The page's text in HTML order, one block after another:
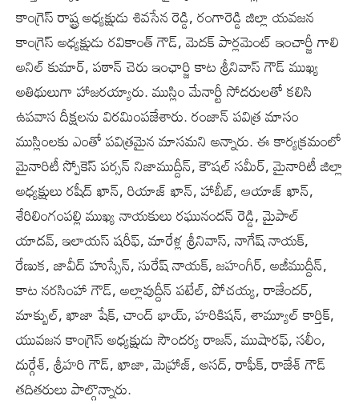
కాంగ్రెస్ రాష్ట్ర అధ్యక్షుడు శివసేన రెడ్డి, రంగారెడ్డి జిల్లా యవజన
కాంగ్రెస్ అధ్యక్షుడు రవికాంత్ గౌడ్, మెదక్ పార్లమెంట్ ఇంచార్జీ గాలి
అనిల్ కుమార్, పఠాన్ చెరు ఇంఛార్జి కాట శ్రీనివాస్ గౌడ్ ముఖ్య
అతిథులుగా హాజరయ్యారు. ముస్లిం మేనార్టీ సోదరులతో కలిసి
ఉపవాస దీక్షలను విరమింపజేశారు. రంజాన్ పవిత్ర మాసం
ముస్లింలకు ఎంతో పవిత్రమైన మాసమని అన్నారు. ఈ కార్యక్రమంలో
మైనారిటీ స్పోకెస్ పర్సన్ నిజాముద్దీన్, కౌషల్ సమీర్, మైనారిటీ జిల్లా
అధ్యక్షులు రషీద్ ఖాన్, రియాజ్ ఖాన్, హాబీబ్, ఆయాజ్ ఖాన్,
శేరిలింగంపల్లి ముఖ్య నాయకులు రఘునందన్ రెడ్డి, మైపాల్
యాదవ్, ఇలాయస్ షరీఫ్, మారేళ్ల శ్రీనివాస్, నాగేష్ నాయక్,
రేణుక, జావీద్ హుస్సేన్, సురేష్ నాయక్, జహంగీర్, అజీముద్దీన్,
కాట నరసింహా గౌడ్, అల్లావుద్దీన్ పటేల్, పోచయ్య, రాజేందర్,
మాక్బుల్, ఖాజా షేక్, చాంద్ భాయ్, హరికిషన్, శామ్యూల్ కార్తిక్,
యువజన కాంగ్రెస్ అధ్యక్షుడు సౌందర్య రాజన్, ముషారఫ్, సలీం,
దుర్గేశ్, శ్రీహరి గౌడ్, ఖాజా, మెహ్రాజ్, అసద్, రాఫీక్, రాజేశ్ గౌడ్
తదితరులు పాల్గొన్నారు.